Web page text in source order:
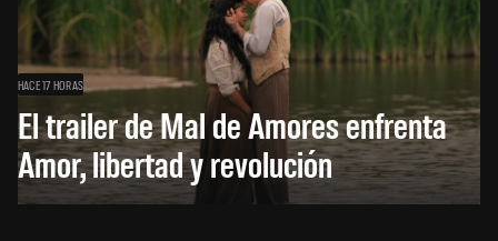
HACE 17 HORAS
El trailer de Mal de Amores enfrenta
Amor, libertad y revolución